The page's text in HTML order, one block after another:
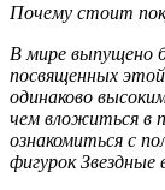
Почему стоит
В мире выпущено
посвященных
одинаково
чем вложиться в
ознакомиться с
фигурок Звездные